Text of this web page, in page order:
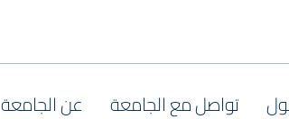
تواصل مع الجامعة عن الجامعة